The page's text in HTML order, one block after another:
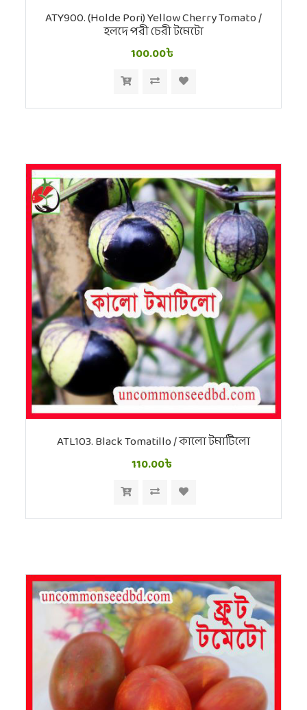
ATY900. (Holde Pori) Yellow Cherry Tomato /
হলদে পরী চেরী টমেটো
100.00৳
ATL103. Black Tomatillo / কালো টমাটিলো
110.00৳